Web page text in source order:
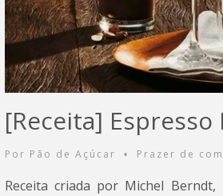
[Receita]
Por Pão de Açúcar • Prazer de
Receita criada por Michel